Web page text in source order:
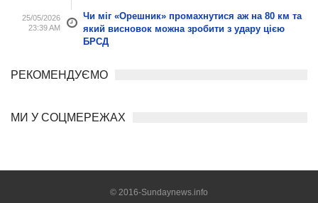
25/05/2026
23:39 AM
Чи міг «Орешник» промахнутися аж на 80 км та
який висновок можна зробити з удару цією
БРСД
РЕКОМЕНДУЄМО
МИ У СОЦМЕРЕЖАХ
© 2016-Sundaynews.info